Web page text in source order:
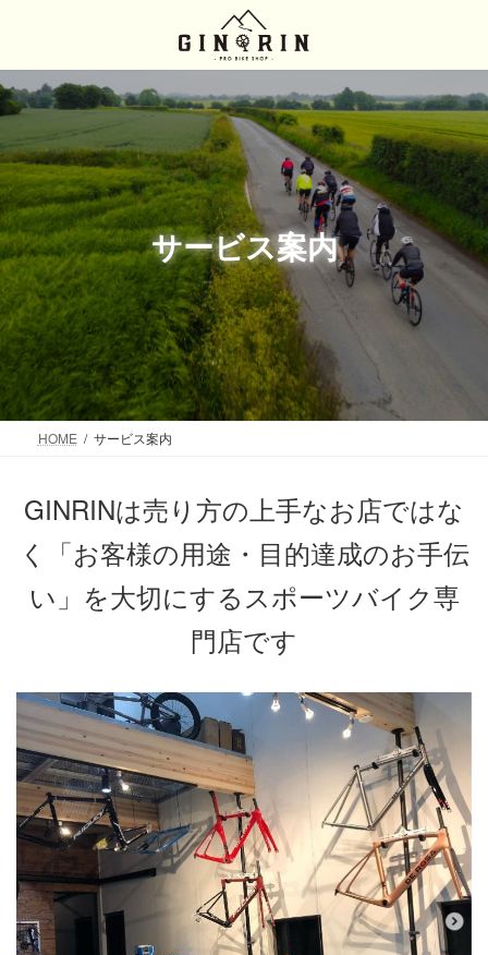
ン
ツ
ス
キ
ッ
プ
ー
シ
ン
に
移
動
サービス案内
HOME サービス案内
GINRINは売り方の上手なお店ではな
く「お客様の用途・目的達成のお手伝
い」を大切にするスポーツバイク専
門店です